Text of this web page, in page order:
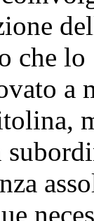
che
a